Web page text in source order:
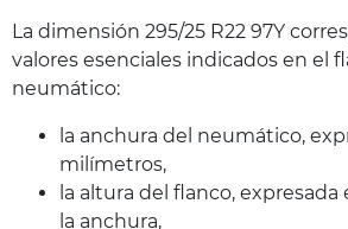
La dimensión 295/25 R22 97Y
valores esenciales indicados en el
neumático:
la anchura del neumático,
milímetros,
la altura del flanco,
la anchura,